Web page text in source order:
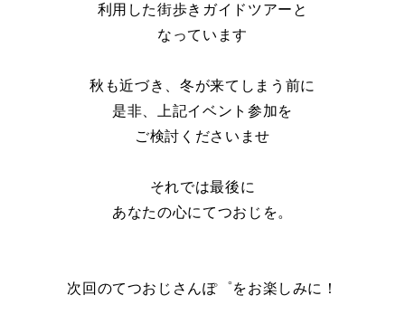
利用した街歩きガイドツアーと
なっています
秋も近づき、冬が来てしまう前に
是非、上記イベント参加を
ご検討くださいませ
それでは最後に
あなたの心にてつおじを。
次回のてつおじさんぽ゜をお楽しみに！